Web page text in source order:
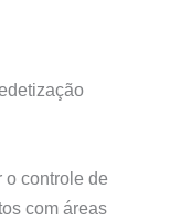
o controle de
com áreas